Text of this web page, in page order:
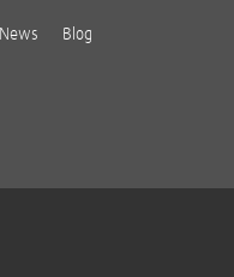
News Blog